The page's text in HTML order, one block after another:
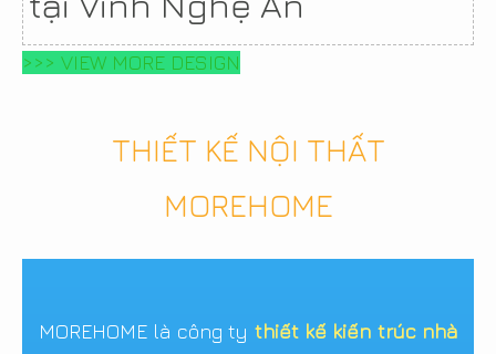
>>> VIEW MORE DESIGN
THIẾT KẾ NỘI THẤT
MOREHOME
MOREHOME là công ty thiết kế kiến trúc nhà